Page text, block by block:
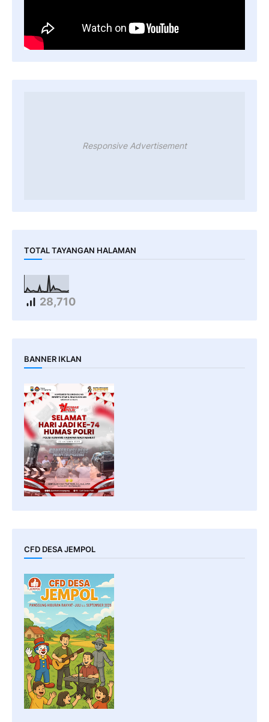
Responsive Advertisement
TOTAL TAYANGAN HALAMAN
28,710
BANNER IKLAN
CFD DESA JEMPOL